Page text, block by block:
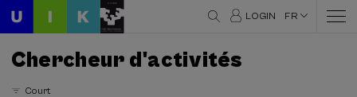
LOGIN FR
Chercheur d'activités
Court